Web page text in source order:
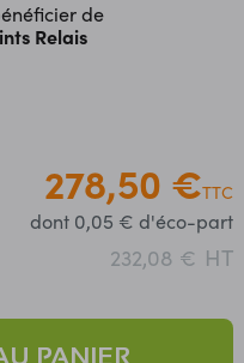
Android via
(WiFi et RJ45). La
d'envoyer des
extrêmement longues à
la consommation de
- apprendre la
compatible
- connecter votre
de
Relais
278,50 €TTC
dont 0,05 € d'éco-part
232,08 € HT
PANIER